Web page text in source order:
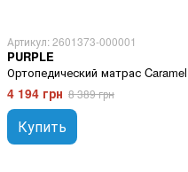
Артикул: 2601373-000001
PURPLE
Ортопедический матрас Caramel
4 194 грн 8 389 грн
Купить